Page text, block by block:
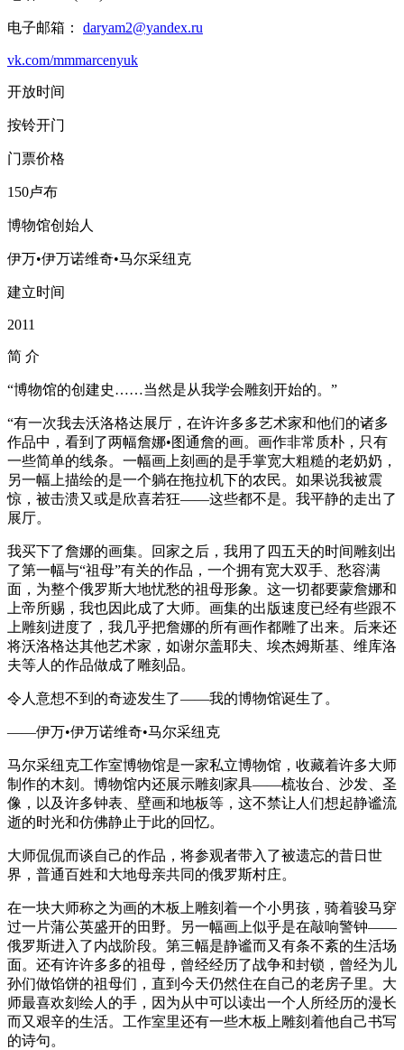
电子邮箱： daryam2@yandex.ru
vk.com/mmmarcenyuk
开放时间
按铃开门
门票价格
150卢布
博物馆创始人
伊万•伊万诺维奇•马尔采纽克
建立时间
2011
简 介
“博物馆的创建史……当然是从我学会雕刻开始的。”
“有一次我去沃洛格达展厅，在许许多多艺术家和他们的诸多
作品中，看到了两幅詹娜•图通詹的画。画作非常质朴，只有
一些简单的线条。一幅画上刻画的是手掌宽大粗糙的老奶奶，
另一幅上描绘的是一个躺在拖拉机下的农民。如果说我被震
惊，被击溃又或是欣喜若狂——这些都不是。我平静的走出了
展厅。
我买下了詹娜的画集。回家之后，我用了四五天的时间雕刻出
了第一幅与“祖母”有关的作品，一个拥有宽大双手、愁容满
面，为整个俄罗斯大地忧愁的祖母形象。这一切都要蒙詹娜和
上帝所赐，我也因此成了大师。画集的出版速度已经有些跟不
上雕刻进度了，我几乎把詹娜的所有画作都雕了出来。后来还
将沃洛格达其他艺术家，如谢尔盖耶夫、埃杰姆斯基、维库洛
夫等人的作品做成了雕刻品。
令人意想不到的奇迹发生了——我的博物馆诞生了。
——伊万•伊万诺维奇•马尔采纽克
马尔采纽克工作室博物馆是一家私立博物馆，收藏着许多大师
制作的木刻。博物馆内还展示雕刻家具——梳妆台、沙发、圣
像，以及许多钟表、壁画和地板等，这不禁让人们想起静谧流
逝的时光和仿佛静止于此的回忆。
大师侃侃而谈自己的作品，将参观者带入了被遗忘的昔日世
界，普通百姓和大地母亲共同的俄罗斯村庄。
在一块大师称之为画的木板上雕刻着一个小男孩，骑着骏马穿
过一片蒲公英盛开的田野。另一幅画上似乎是在敲响警钟——
俄罗斯进入了内战阶段。第三幅是静谧而又有条不紊的生活场
面。还有许许多多的祖母，曾经经历了战争和封锁，曾经为儿
孙们做馅饼的祖母们，直到今天仍然住在自己的老房子里。大
师最喜欢刻绘人的手，因为从中可以读出一个人所经历的漫长
而又艰辛的生活。工作室里还有一些木板上雕刻着他自己书写
的诗句。